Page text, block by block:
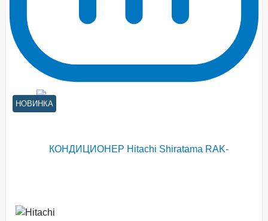
НОВИНКА